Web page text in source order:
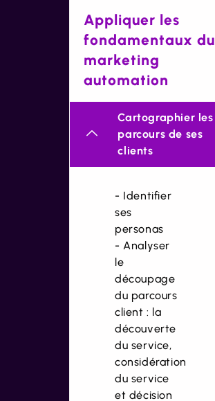
Appliquer les
fondamentaux du
marketing
automation
Cartographier les
parcours de ses
clients
- Identifier
ses
personas
- Analyser
le
découpage
du parcours
client : la
découverte
du service,
considération
du service
et décision